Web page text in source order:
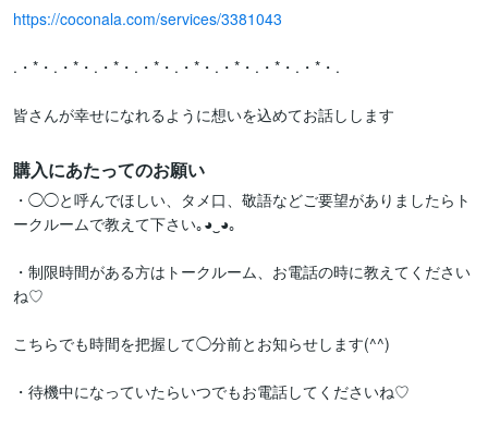
https://coconala.com/services/3381043
.・*・.・*・.・*・.・*・.・*・.・*・.・*・.・*・.
皆さんが幸せになれるように想いを込めてお話しします
購入にあたってのお願い
・◯◯と呼んでほしい、タメ口、敬語などご要望がありましたらト
ークルームで教えて下さい｡⁠◕⁠‿⁠◕⁠｡
・制限時間がある方はトークルーム、お電話の時に教えてください
ね♡
こちらでも時間を把握して◯分前とお知らせします(⁠^⁠^⁠)
・待機中になっていたらいつでもお電話してくださいね♡